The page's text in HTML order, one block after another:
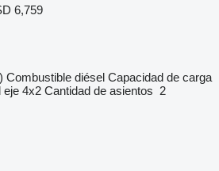
6,759
Combustible diésel Capacidad de carga
eje 4x2 Cantidad de asientos 2